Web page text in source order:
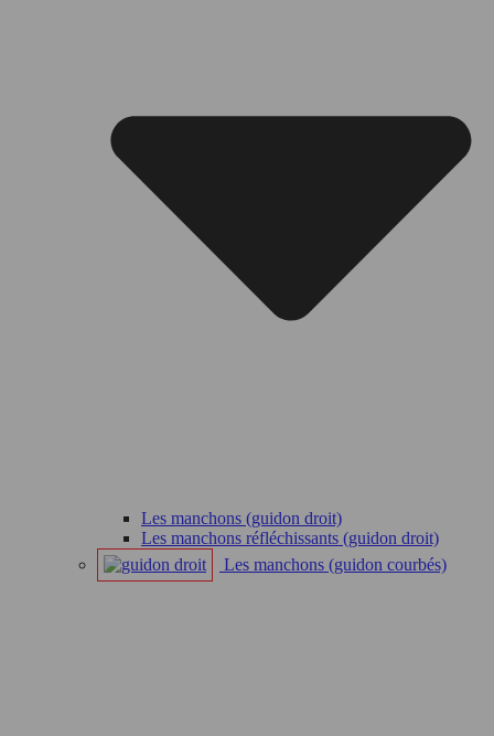
Les manchons (guidon droit)
Les manchons réfléchissants (guidon droit)
Les manchons (guidon courbés)